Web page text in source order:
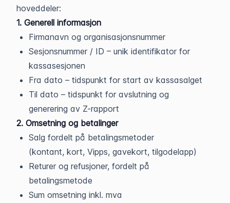
hoveddeler:
1. Generell informasjon
Firmanavn og organisasjonsnummer
Sesjonsnummer / ID – unik identifikator for
kassasesjonen
Fra dato – tidspunkt for start av kassasalget
Til dato – tidspunkt for avslutning og
generering av Z-rapport
2. Omsetning og betalinger
Salg fordelt på betalingsmetoder
(kontant, kort, Vipps, gavekort, tilgodelapp)
Returer og refusjoner, fordelt på
betalingsmetode
Sum omsetning inkl. mva